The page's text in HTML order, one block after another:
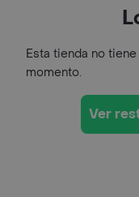
Esta tienda no
momento.
Ver